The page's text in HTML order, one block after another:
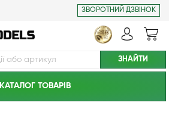
ЗВОРОТНИЙ ДЗВІНОК
КАТАЛОГ ТОВАРIВ